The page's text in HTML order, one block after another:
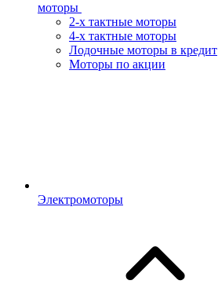
моторы
2-х тактные моторы
4-х тактные моторы
Лодочные моторы в кредит
Моторы по акции
Электромоторы